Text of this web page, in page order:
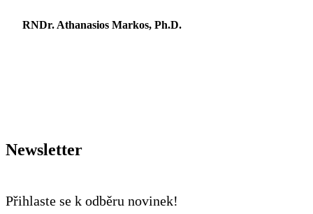
RNDr. Athanasios Markos, Ph.D.
Newsletter
Přihlaste se k odběru novinek!